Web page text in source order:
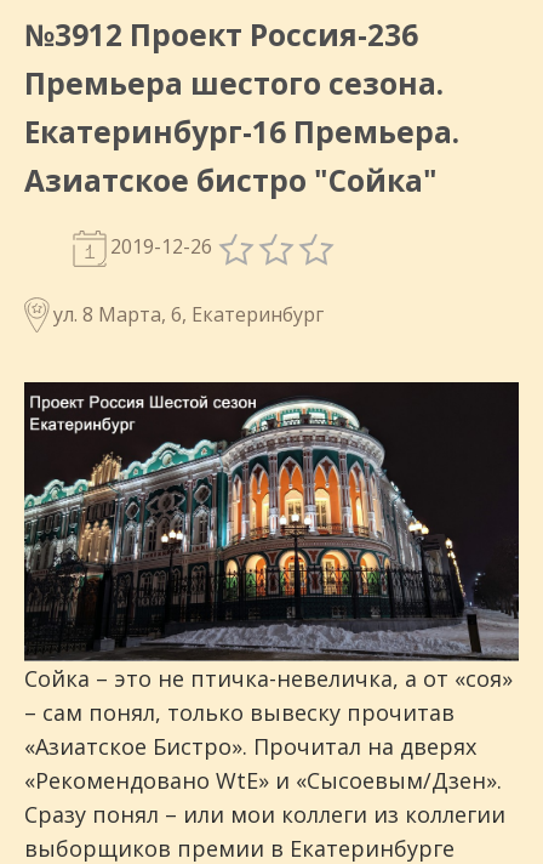
№3912 Проект Россия-236
Премьера шестого сезона.
Екатеринбург-16 Премьера.
Азиатское бистро "Сойка"
2019-12-26
ул. 8 Марта, 6, Екатеринбург
Сойка – это не птичка-невеличка, а от «соя»
– сам понял, только вывеску прочитав
«Азиатское Бистро». Прочитал на дверях
«Рекомендовано WtE» и «Сысоевым/Дзен».
Сразу понял – или мои коллеги из коллегии
выборщиков премии в Екатеринбурге